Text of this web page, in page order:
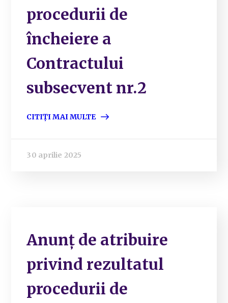
procedurii de
încheiere a
Contractului
subsecvent nr.2
CITIȚI MAI MULTE
30 aprilie 2025
Anunț de atribuire
privind rezultatul
procedurii de